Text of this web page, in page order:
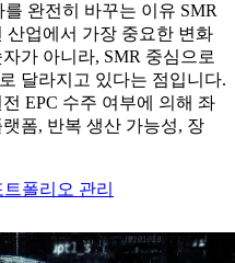
완전히 바꾸는 이유 SMR
산업에서 가장 중요한 변화
가 아니라, SMR 중심으로
달라지고 있다는 점입니다.
EPC 수주 여부에 의해 좌
폼, 반복 생산 가능성, 장
폴리오 관리